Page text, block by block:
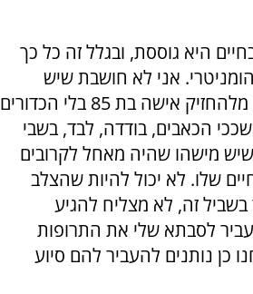
היא גוססת, ובגלל זה כל כך
אני לא חושבת שיש
משהו פחות הומניטרי מלהחזיק אישה בת 85 בלי הכדורים
הכאבים, בודדה, לבד, בשבי
מישהו שהיה מאחל לקרובים
שלו. לא יכול להיות שהצלב
בשביל זה, לא מצליח להגיע
לסבתא שלי את התרופות
כן נותנים להעביר להם סיוע